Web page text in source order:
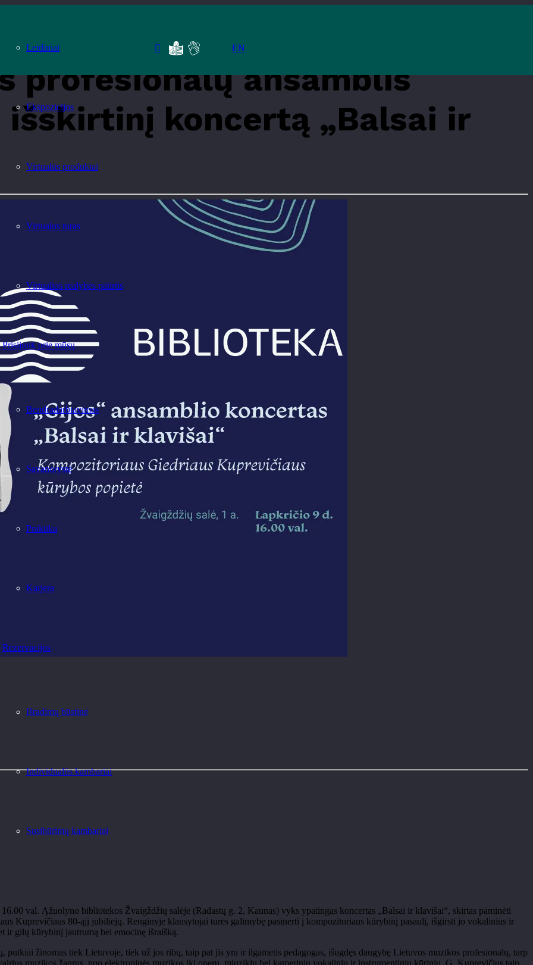
Leidiniai
Ekspozicijos
Virtualūs produktai
Virtualus turas
Virtualios realybės patirtis
Prisijunk prie mūsų
Bendradarbiavimas
Savanorystė
Praktika
Karjera
Rezervacijos
Išradimų būstinė
Individualūs kambariai
Susibūrimų kambariai
EN
profesionalų ansamblis
išskirtinį koncertą „Balsai ir
val. Ąžuolyno bibliotekos Žvaigždžių salėje (Radastų g. 2, Kaunas) vyks ypatingas koncertas „Balsai ir klavišai“, skirtas paminėti
Kuprevičiaus 80-ąjį jubiliejų. Renginyje klausytojai turės galimybę pasinerti į kompozitoriaus kūrybinį pasaulį, išgirsti jo vokalinius ir
ir gilų kūrybinį jautrumą bei emocinę išraišką.
žinomas tiek Lietuvoje, tiek už jos ribų, taip pat jis yra ir ilgametis pedagogas, išugdęs daugybę Lietuvos muzikos profesionalų, tarp
muzikos žanrus, nuo elektroninės muzikos iki operų, miuziklų bei kamerinių vokalinių ir instrumentinių kūrinių. G. Kuprevičius taip